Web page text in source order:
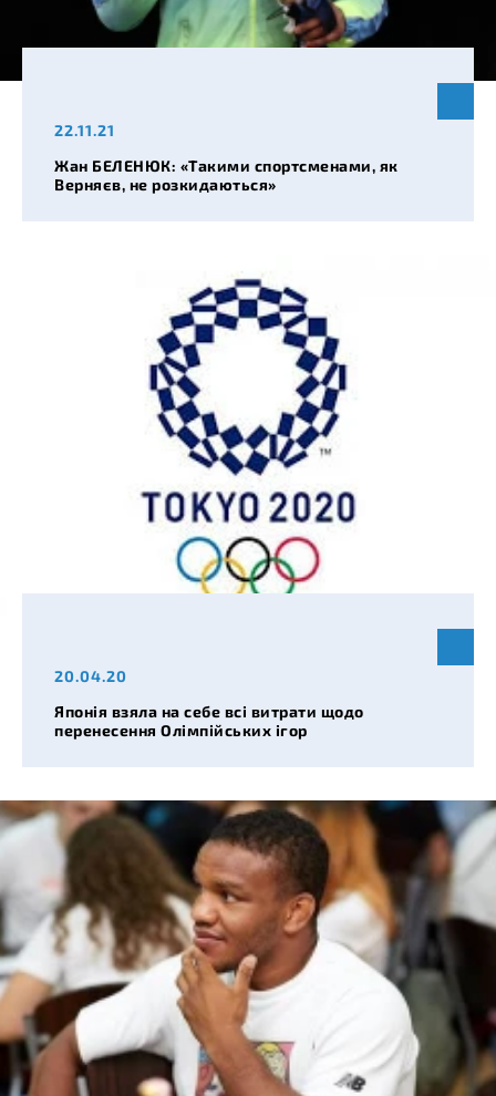
22.11.21
Жан БЕЛЕНЮК: «Такими спортсменами, як
Верняєв, не розкидаються»
20.04.20
Японія взяла на себе всі витрати щодо
перенесення Олімпійських ігор